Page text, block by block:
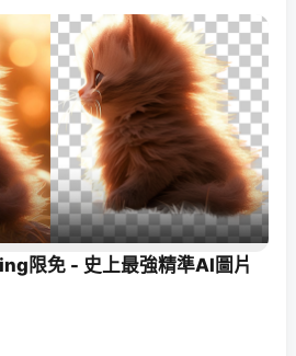
限免 - 史上最強精準AI圖片